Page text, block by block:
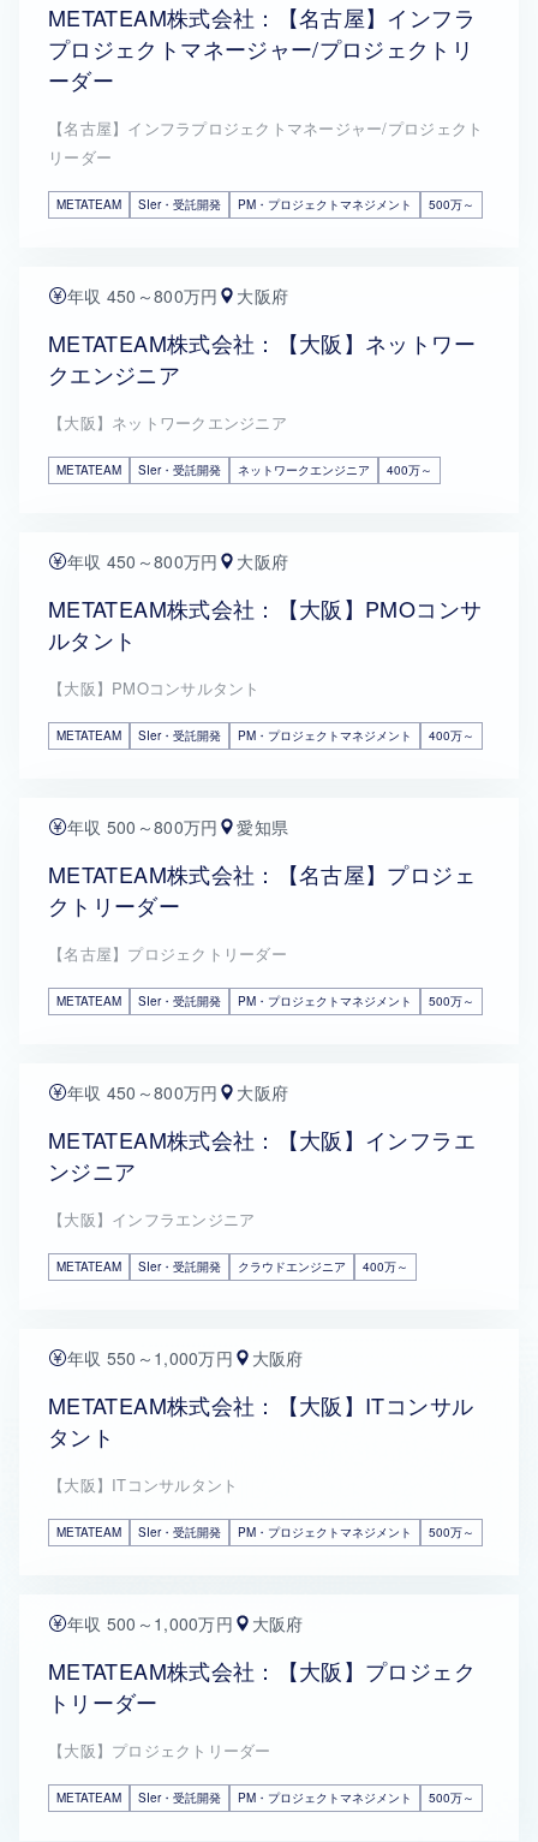
METATEAM株式会社：【名古屋】インフラ
プロジェクトマネージャー/プロジェクトリ
ーダー
【名古屋】インフラプロジェクトマネージャー/プロジェクト
リーダー
METATEAM SIer・受託開発 PM・プロジェクトマネジメント 500万～
年収 450～800万円 大阪府
METATEAM株式会社：【大阪】ネットワー
クエンジニア
【大阪】ネットワークエンジニア
METATEAM SIer・受託開発 ネットワークエンジニア 400万～
年収 450～800万円 大阪府
METATEAM株式会社：【大阪】PMOコンサ
ルタント
【大阪】PMOコンサルタント
METATEAM SIer・受託開発 PM・プロジェクトマネジメント 400万～
年収 500～800万円 愛知県
METATEAM株式会社：【名古屋】プロジェ
クトリーダー
【名古屋】プロジェクトリーダー
METATEAM SIer・受託開発 PM・プロジェクトマネジメント 500万～
年収 450～800万円 大阪府
METATEAM株式会社：【大阪】インフラエ
ンジニア
【大阪】インフラエンジニア
METATEAM SIer・受託開発 クラウドエンジニア 400万～
年収 550～1,000万円 大阪府
METATEAM株式会社：【大阪】ITコンサル
タント
【大阪】ITコンサルタント
METATEAM SIer・受託開発 PM・プロジェクトマネジメント 500万～
年収 500～1,000万円 大阪府
METATEAM株式会社：【大阪】プロジェク
トリーダー
【大阪】プロジェクトリーダー
METATEAM SIer・受託開発 PM・プロジェクトマネジメント 500万～